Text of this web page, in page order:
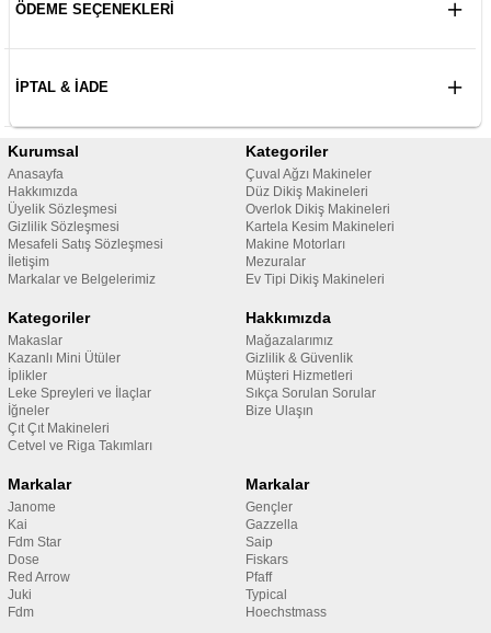
ÖDEME SEÇENEKLERI
İPTAL & İADE
Kurumsal
Anasayfa
Hakkımızda
Üyelik Sözleşmesi
Gizlilik Sözleşmesi
Mesafeli Satış Sözleşmesi
İletişim
Markalar ve Belgelerimiz
Kategoriler
Çuval Ağzı Makineler
Düz Dikiş Makineleri
Overlok Dikiş Makineleri
Kartela Kesim Makineleri
Makine Motorları
Mezuralar
Ev Tipi Dikiş Makineleri
Kategoriler
Makaslar
Kazanlı Mini Ütüler
İplikler
Leke Spreyleri ve İlaçlar
İğneler
Çıt Çıt Makineleri
Cetvel ve Riga Takımları
Hakkımızda
Mağazalarımız
Gizlilik & Güvenlik
Müşteri Hizmetleri
Sıkça Sorulan Sorular
Bize Ulaşın
Markalar
Janome
Kai
Fdm Star
Dose
Red Arrow
Juki
Fdm
Markalar
Gençler
Gazzella
Saip
Fiskars
Pfaff
Typical
Hoechstmass